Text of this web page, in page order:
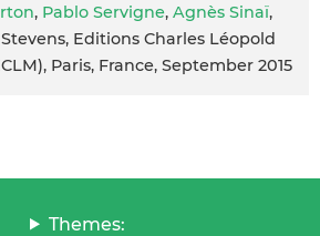
, Pablo Servigne, Agnès Sinaï,
Editions Charles Léopold
Paris, France, September 2015
Themes: